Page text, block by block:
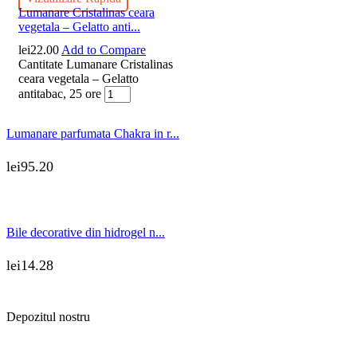
Lumanare Cristalinas ceara
vegetala – Gelatto anti...
lei22.00 Add to Compare
Cantitate Lumanare Cristalinas
ceara vegetala – Gelatto
antitabac, 25 ore
Lumanare parfumata Chakra in r...
lei95.20
Bile decorative din hidrogel n...
lei14.28
Depozitul nostru